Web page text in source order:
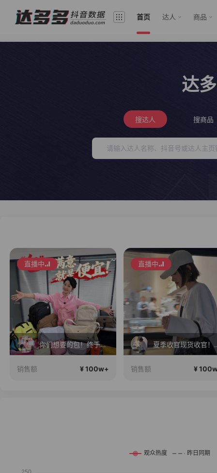
首页 达人 商品
达
搜达人 搜商品
直播中
你们想要的包！终于来了！包你满意！
销售额 ¥ 100w+
直播中
夏季收官
销售额 ¥